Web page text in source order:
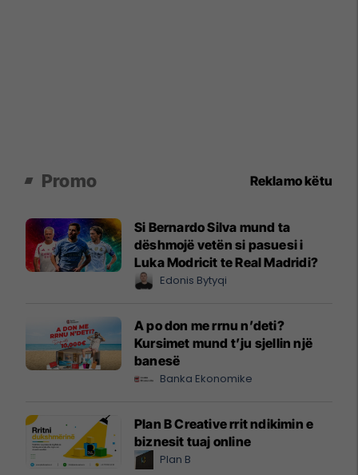
Promo Reklamo këtu
Si Bernardo Silva mund ta
dëshmojë vetën si pasuesi i
Luka Modricit te Real Madridi?
Edonis Bytyqi
A po don me rrnu n’deti?
Kursimet mund t’ju sjellin një
banesë
Banka Ekonomike
Plan B Creative rrit ndikimin e
biznesit tuaj online
Plan B